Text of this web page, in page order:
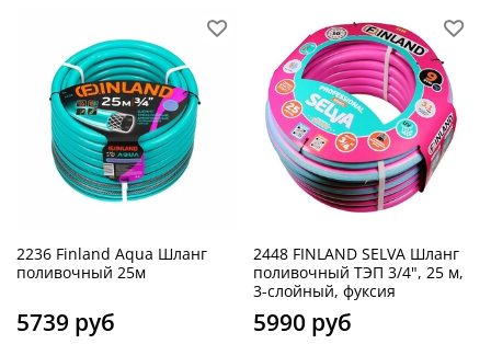
2236 Finland Aqua Шланг
поливочный 25м
5739 руб
2448 FINLAND SELVA Шланг
поливочный ТЭП 3/4", 25 м,
3-слойный, фуксия
5990 руб